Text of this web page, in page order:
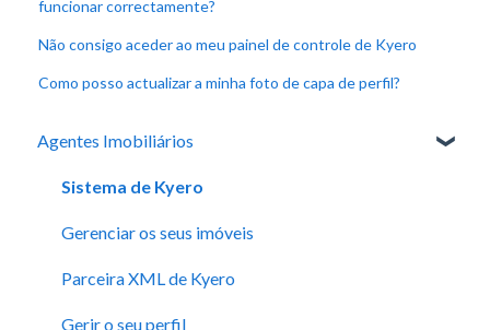
funcionar correctamente?
Não consigo aceder ao meu painel de controle de Kyero
Como posso actualizar a minha foto de capa de perfil?
Agentes Imobiliários
Sistema de Kyero
Gerenciar os seus imóveis
Parceira XML de Kyero
Gerir o seu perfil